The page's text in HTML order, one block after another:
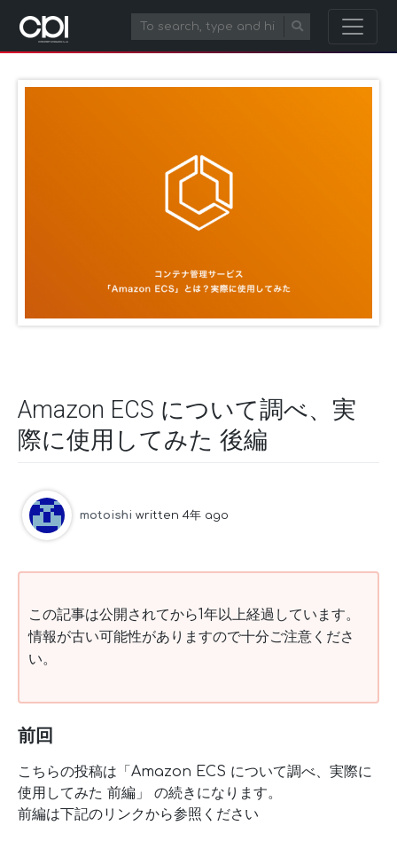
Amazon ECS について調べ、実
際に使用してみた 後編
motoishi written 4年 ago
この記事は公開されてから1年以上経過しています。
情報が古い可能性がありますので十分ご注意くださ
い。
前回
こちらの投稿は「Amazon ECS について調べ、実際に
使用してみた 前編」 の続きになります。
前編は下記のリンクから参照ください